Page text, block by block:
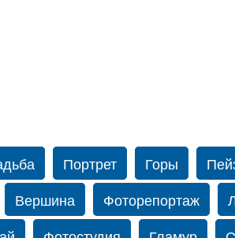
Портрет Горы
Вершина Фоторепортаж